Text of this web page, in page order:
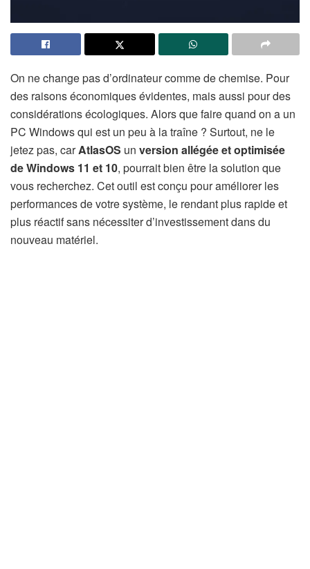
On ne change pas d’ordinateur comme de chemise. Pour
des raisons économiques évidentes, mais aussi pour des
considérations écologiques. Alors que faire quand on a un
PC Windows qui est un peu à la traîne ? Surtout, ne le
jetez pas, carAtlasOS un version allégée et optimisée
de Windows 11 et 10, pourrait bien être la solution que
vous recherchez. Cet outil est conçu pour améliorer les
performances de votre système, le rendant plus rapide et
plus réactif sans nécessiter d’investissement dans du
nouveau matériel.